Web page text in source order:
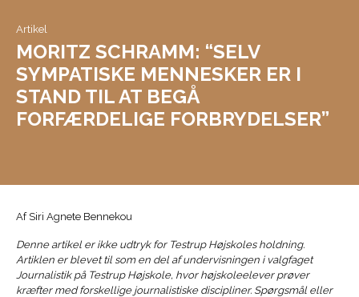
Artikel
MORITZ SCHRAMM: “SELV
SYMPATISKE MENNESKER ER I
STAND TIL AT BEGÅ
FORFÆRDELIGE FORBRYDELSER”
Af Siri Agnete Bennekou
Denne artikel er ikke udtryk for Testrup Højskoles holdning.
Artiklen er blevet til som en del af undervisningen i valgfaget
Journalistik på Testrup Højskole, hvor højskoleelever prøver
kræfter med forskellige journalistiske discipliner. Spørgsmål eller